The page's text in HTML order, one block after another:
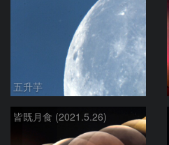
五升芋
皆既月食 (2021.5.26)